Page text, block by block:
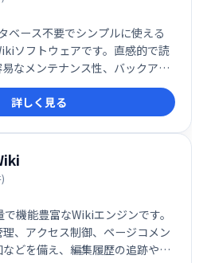
ベース不要でシンプルに使える
ソフトウェアです。直感的で読
なメンテナンス性、バックアッ
アクセス制御や認証コネクタも備
。豊富なプラグインにより、多
です。活気のあるコミュニティも
詳しく見る
機能豊富なWikiエンジンです。
、アクセス制御、ページコメン
などを備え、編集履歴の追跡や複